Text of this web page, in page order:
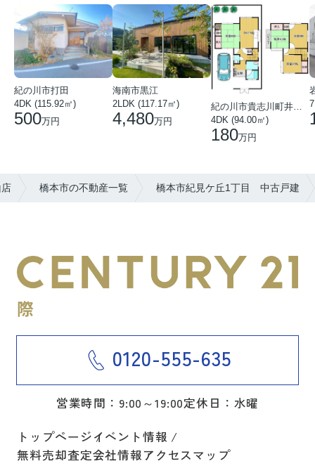
紀の川市打田
4DK (115.92㎡)
500万円
海南市黒江
2LDK (117.17㎡)
4,480万円
4DK (94.00㎡)
180万円
橋本市の不動産一覧 橋本市紀見ケ丘1丁目 中古戸建
0120-555-635
営業時間：9:00～19:00定休日：水曜
トップページイベント情報
無料売却査定会社情報アクセスマップ